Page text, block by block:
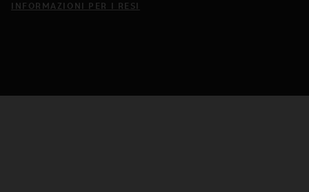
INFORMAZIONI PER I RESI